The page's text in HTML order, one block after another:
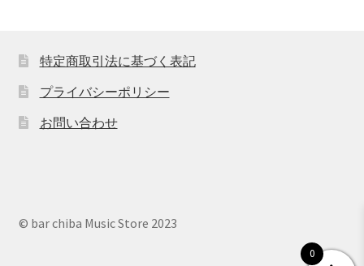
特定商取引法に基づく表記
プライバシーポリシー
お問い合わせ
© bar chiba Music Store 2023
0